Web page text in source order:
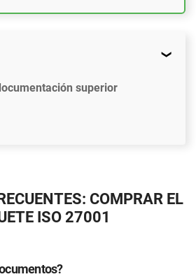
superior
que cumplen con ISO
COMPRAR EL
ISO 27001